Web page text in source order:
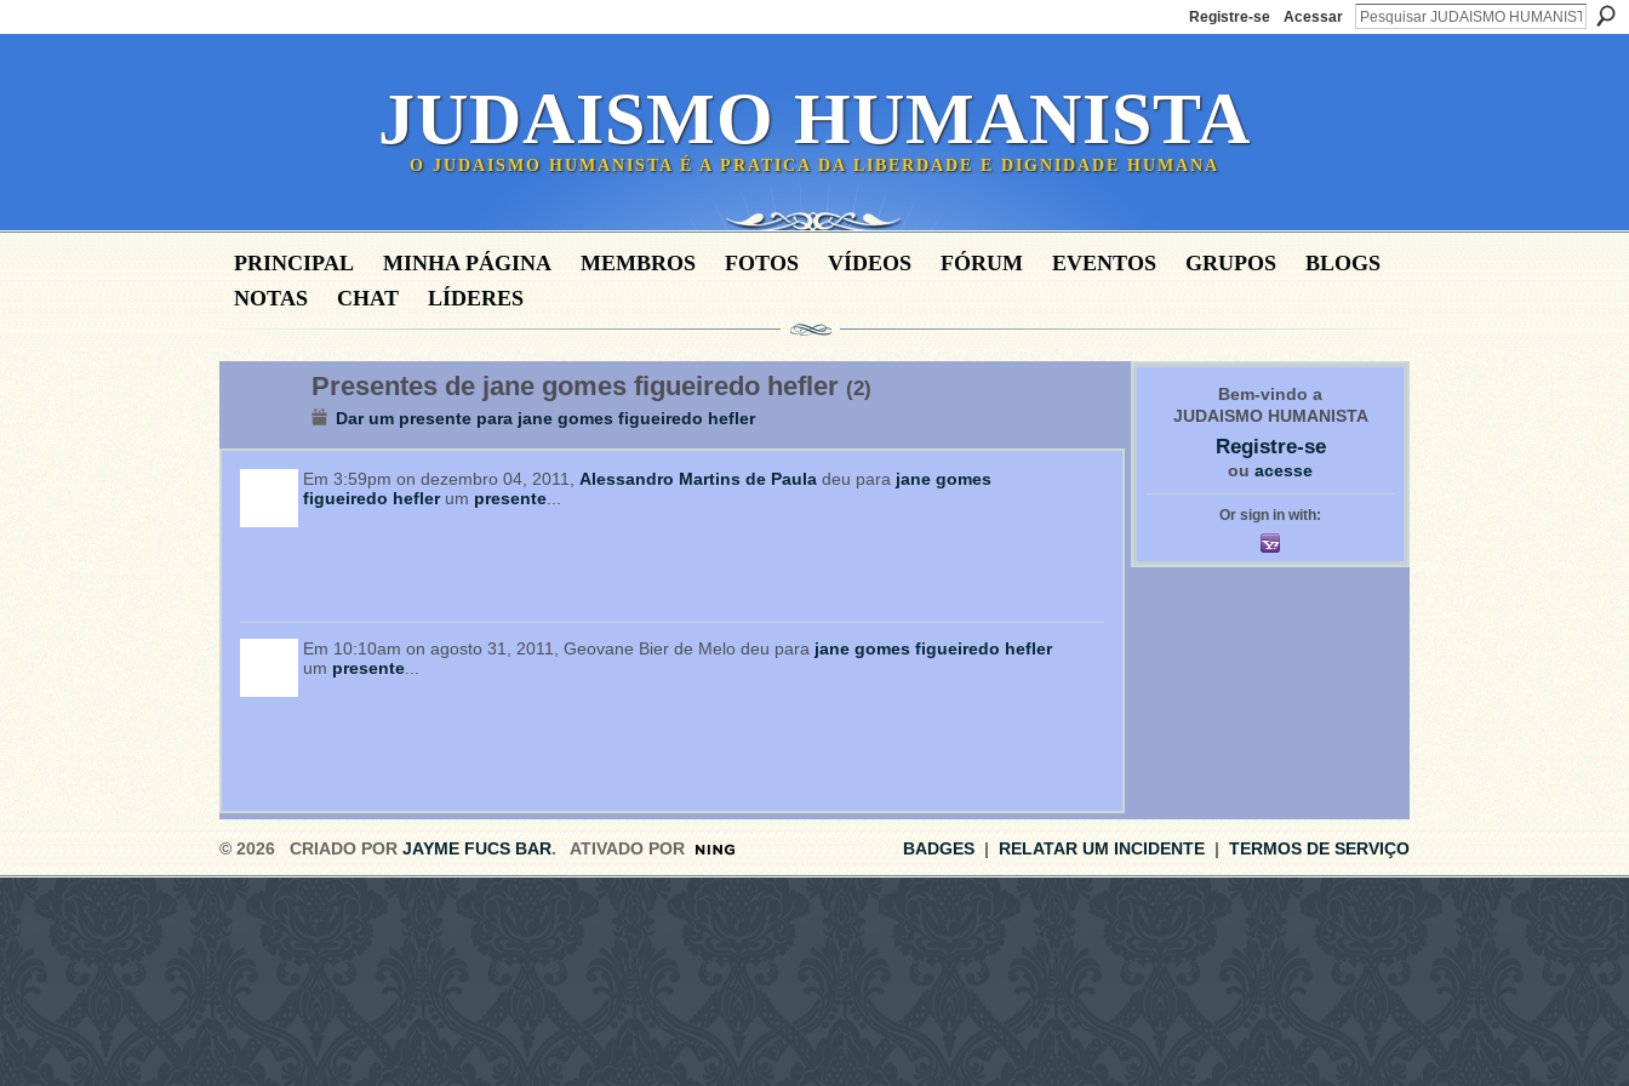
Registre-se Acessar
JUDAISMO HUMANISTA
O JUDAISMO HUMANISTA É A PRATICA DA LIBERDADE E DIGNIDADE HUMANA
PRINCIPAL MINHA PÁGINA MEMBROS FOTOS VÍDEOS FÓRUM EVENTOS GRUPOS
BLOGS
NOTAS
CHAT LÍDERES
Presentes de jane gomes figueiredo hefler (2)
Dar um presente para jane gomes figueiredo hefler
Em 3:59pm on dezembro 04, 2011, Alessandro Martins de Paula deu para jane gomes
figueiredo heflerum presente
Em 10:10am on agosto 31, 2011, Geovane Bier de Melo deu para jane gomes figueiredo hefler
um presente
Bem-vindo a
JUDAISMO HUMANISTA
Registre-se
ou acesse
Or sign in with:
© 2026 CRIADO POR JAYME FUCS BAR. ATIVADO POR BADGES | RELATAR UM INCIDENTE | TERMOS DE SERVIÇO